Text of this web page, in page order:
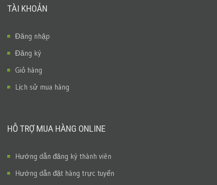
TÀI KHOẢN
Đăng nhập
Đăng ký
Giỏ hàng
Lịch sử mua hàng
HỖ TRỢ MUA HÀNG ONLINE
Hướng dẫn đăng ký thành viên
Hướng dẫn đặt hàng trực tuyến